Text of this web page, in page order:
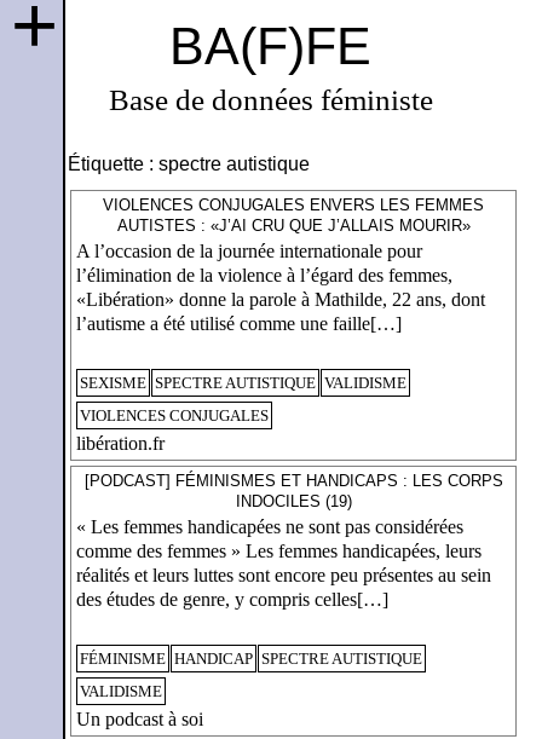
BA(F)FE
Base de données féministe
+
Étiquette : spectre autistique
VIOLENCES CONJUGALES ENVERS LES FEMMES
AUTISTES : «J’AI CRU QUE J’ALLAIS MOURIR»
A l’occasion de la journée internationale pour
l’élimination de la violence à l’égard des femmes,
«Libération» donne la parole à Mathilde, 22 ans, dont
l’autisme a été utilisé comme une faille[…]
SEXISME SPECTRE AUTISTIQUE VALIDISME
VIOLENCES CONJUGALES
libération.fr
[PODCAST] FÉMINISMES ET HANDICAPS : LES CORPS
INDOCILES (19)
« Les femmes handicapées ne sont pas considérées
comme des femmes » Les femmes handicapées, leurs
réalités et leurs luttes sont encore peu présentes au sein
des études de genre, y compris celles[…]
FÉMINISME HANDICAP SPECTRE AUTISTIQUE
VALIDISME
Un podcast à soi